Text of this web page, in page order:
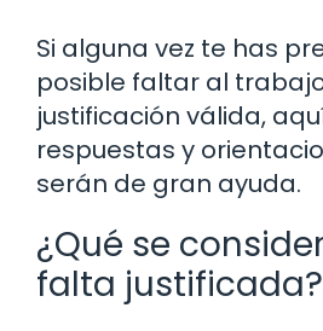
Si alguna vez te has
posible faltar al
justificación válida,
respuestas y
serán de gran ayuda.
¿Qué se
falta justificada?